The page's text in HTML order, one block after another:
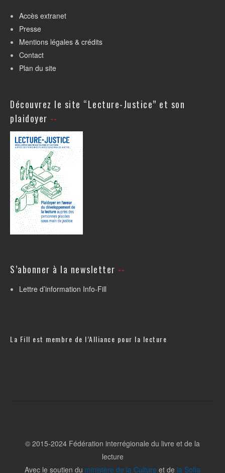
Accès extranet
Presse
Mentions légales & crédits
Contact
Plan du site
Découvrez le site “Lecture-Justice” et son
plaidoyer
S’abonner à la newsletter
Lettre d’information Info-Fill
La Fill est membre de l’Alliance pour la lecture
© 2015-2024 Fédération interrégionale du livre et de la
lecture
Avec le soutien du ministère de la Culture et de la Sofia